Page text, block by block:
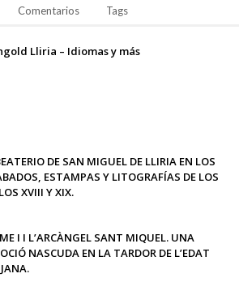
Comentarios Tags
Lliria – Idiomas y más
DE SAN MIGUEL DE LLIRIA EN LOS
ESTAMPAS Y LITOGRAFÍAS DE LOS
XVIII Y XIX.
I I L’ARCÀNGEL SANT MIQUEL. UNA
NASCUDA EN LA TARDOR DE L’EDAT